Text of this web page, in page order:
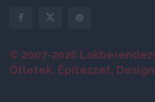
© 2007-2026
Ötletek, Építészet,